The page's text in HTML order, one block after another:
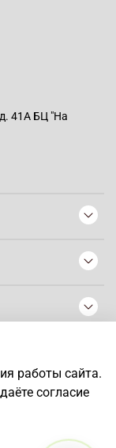
41А БЦ "На
разрешения
работы сайта.
согласие